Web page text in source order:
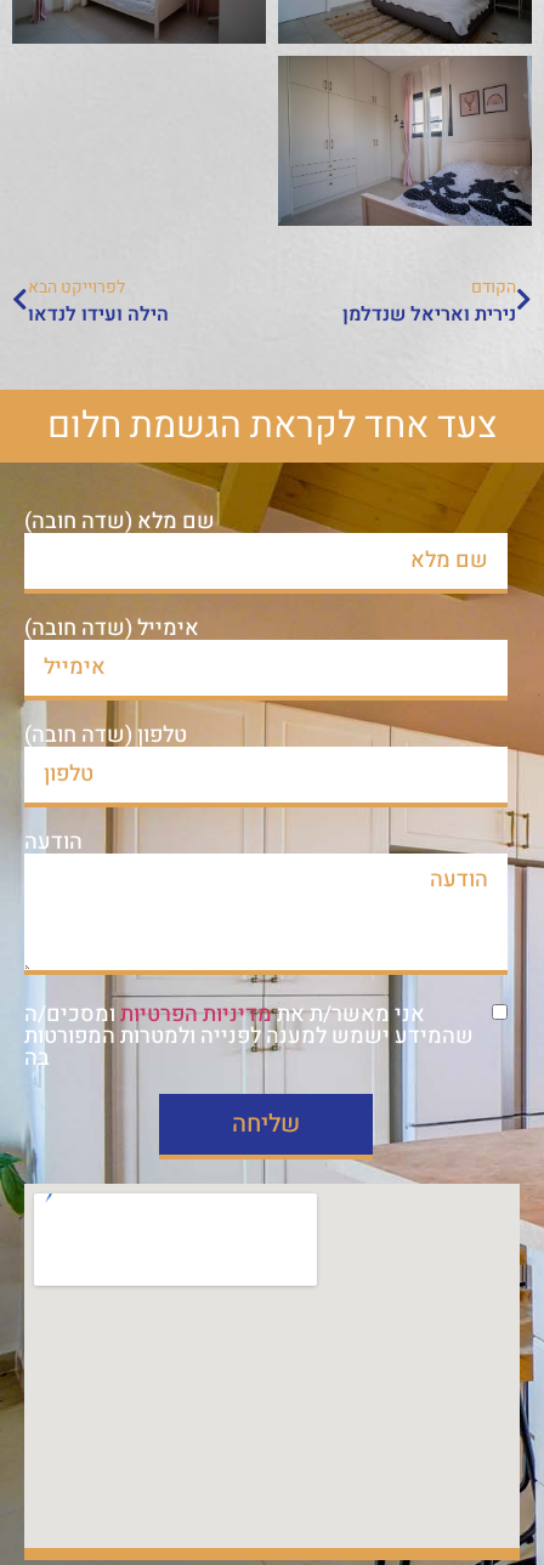
הקודם
נירית ואריאל שנדלמן
לפרוייקט הבא
הילה ועידו לנדאו
צעד אחד לקראת הגשמת חלום
שם מלא (שדה חובה)
אימייל (שדה חובה)
טלפון (שדה חובה)
הודעה
אני מאשר/ת אתמדיניות הפרטיותומסכים/ה
שהמידע ישמש למענה לפנייה ולמטרות המפורטות
בה